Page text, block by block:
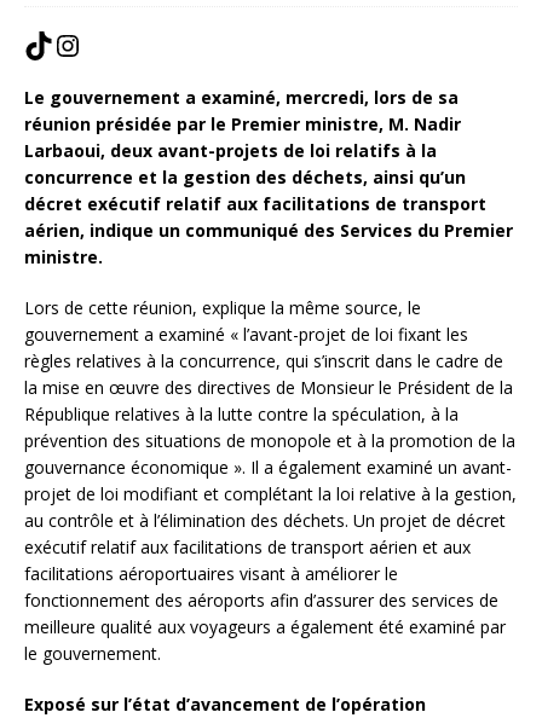
Le gouvernement a examiné, mercredi, lors de sa
réunion présidée par le Premier ministre, M. Nadir
Larbaoui, deux avant-projets de loi relatifs à la
concurrence et la gestion des déchets, ainsi qu’un
décret exécutif relatif aux facilitations de transport
aérien, indique un communiqué des Services du Premier
ministre.
Lors de cette réunion, explique la même source, le
gouvernement a examiné « l’avant-projet de loi fixant les
règles relatives à la concurrence, qui s’inscrit dans le cadre de
la mise en œuvre des directives de Monsieur le Président de la
République relatives à la lutte contre la spéculation, à la
prévention des situations de monopole et à la promotion de la
gouvernance économique ». Il a également examiné un avant-
projet de loi modifiant et complétant la loi relative à la gestion,
au contrôle et à l’élimination des déchets. Un projet de décret
exécutif relatif aux facilitations de transport aérien et aux
facilitations aéroportuaires visant à améliorer le
fonctionnement des aéroports afin d’assurer des services de
meilleure qualité aux voyageurs a également été examiné par
le gouvernement.
Exposé sur l’état d’avancement de l’opération